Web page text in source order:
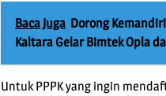
Baca Juga Dorong
Kaltara Gelar Bimtek Opla
Untuk PPPK yang ingin